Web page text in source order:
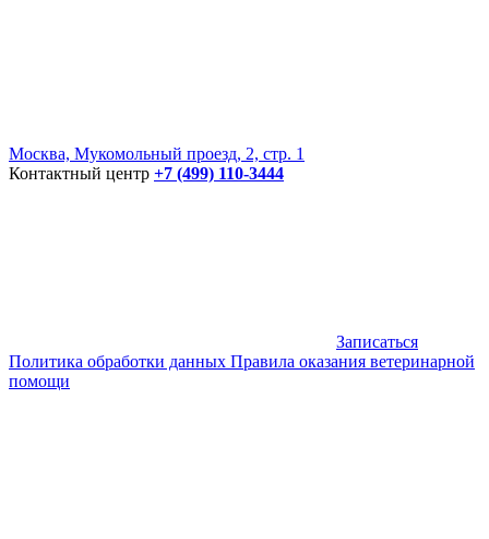
Москва, Мукомольный проезд, 2, стр. 1
Контактный центр +7 (499) 110-3444
Записаться
Политика обработки данных Правила оказания ветеринарной
помощи